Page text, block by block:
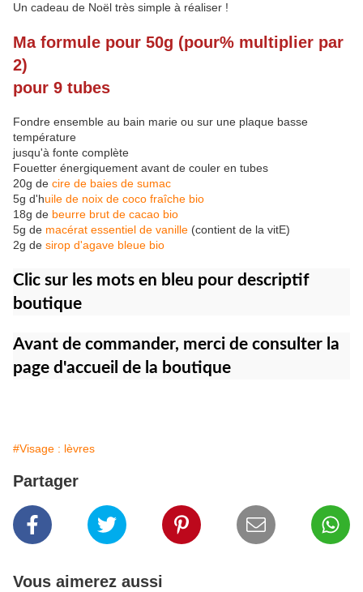
Un cadeau de Noël très simple à réaliser !
Ma formule pour 50g (pour% multiplier par
2)
pour 9 tubes
Fondre ensemble au bain marie ou sur une plaque basse
température
jusqu'à fonte complète
Fouetter énergiquement avant de couler en tubes
20g de cire de baies de sumac
5g d'huile de noix de coco fraîche bio
18g de beurre brut de cacao bio
5g de macérat essentiel de vanille (contient de la vitE)
2g de sirop d'agave bleue bio
Clic sur les mots en bleu pour descriptif
boutique
Avant de commander, merci de consulter la
page d'accueil de la boutique
#Visage : lèvres
Partager
Vous aimerez aussi